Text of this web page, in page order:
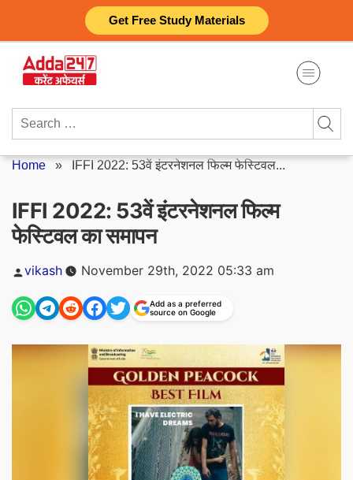
Get Free Study Materials
content
Search
Home » IFFI 2022: 53वें इंटरनेशनल फिल्म फेस्टिवल...
IFFI 2022: 53वें इंटरनेशनल फिल्म
फेस्टिवल का समापन
Posted
vikash November 29th, 2022 05:33 am
Add as a preferred
source on Google